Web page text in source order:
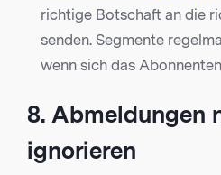
richtige Botschaft an die
senden. Segmente
wenn sich das
8. Abmeldungen
ignorieren